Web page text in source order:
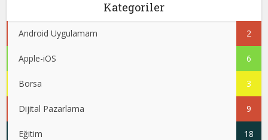
Kategoriler
Android Uygulamam 2
Apple-iOS 6
Borsa 3
Dijital Pazarlama 9
Eğitim 18